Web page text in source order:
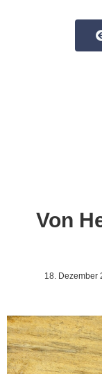
Von
18. Dezember